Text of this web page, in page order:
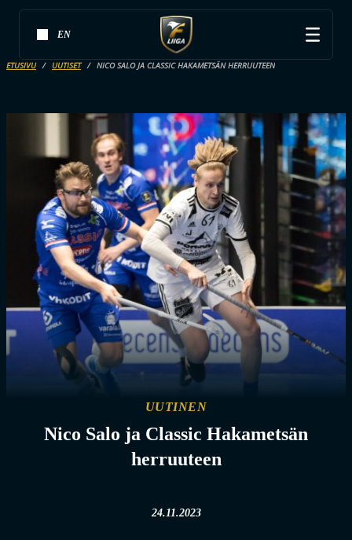
EN
ETUSIVU UUTISET NICO SALO JA CLASSIC HAKAMETSÄN HERRUUTEEN
UUTINEN
Nico Salo ja Classic Hakametsän
herruuteen
24.11.2023